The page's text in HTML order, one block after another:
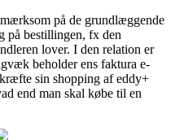
på de grundlæggende
på bestillingen, fx den
lover. I den relation er
beholder ens faktura e-
sin shopping af eddy+
end man skal købe til en